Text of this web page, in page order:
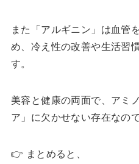
また「アルギニン」は血管
め、冷え性の改善や生活習
す。
美容と健康の両面で、アミ
ア」に欠かせない存在なので
👉 まとめると、